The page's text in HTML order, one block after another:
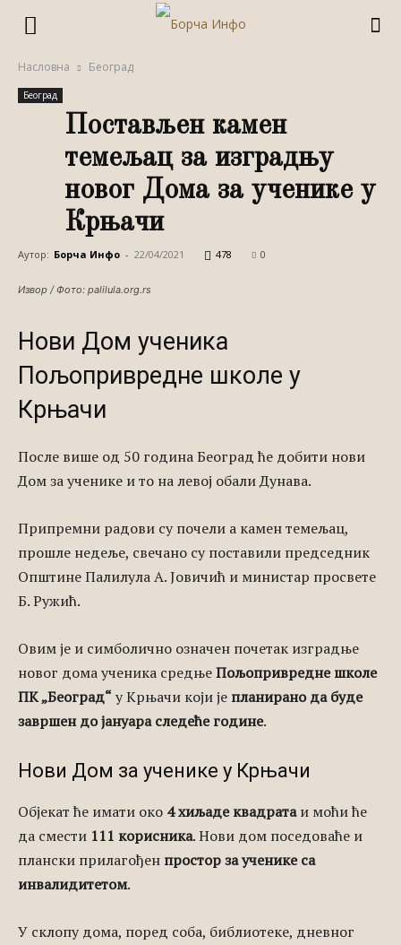
Насловна Београд
Београд
Постављен камен
темељац за изградњу
новог Дома за ученике у
Крњачи
Аутор: Борча Инфо - 22/04/2021 478 0
Извор / Фото: palilula.org.rs
Нови Дом ученика
Пољопривредне школе у
Крњачи
После више од 50 година Београд ће добити нови
Дом за ученике и то на левој обали Дунава.
Припремни радови су почели а камен темељац,
прошле недеље, свечано су поставили председник
Општине Палилула А. Јовичић и министар просвете
Б. Ружић.
Овим је и симболично означен почетак изградње
новог дома ученика средњеПољопривредне школе
ПК „Београд“ у Крњачи који је планирано да буде
завршен до јануара следеће године.
Нови Дом за ученике у Крњачи
Објекат ће имати око 4 хиљаде квадратаи моћи ће
да смести 111 корисника. Нови дом поседоваће и
плански прилагођен простор за ученике са
инвалидитетом.
У склопу дома, поред соба, библиотеке, дневног